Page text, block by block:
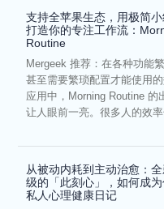
支持全苹果生态，用极简
打造你的专注工作流：
Routine
Mergeek 推荐：在各种功能繁
甚至需要繁琐配置才能使用
应用中，Morning Routine 的
让人眼前一亮。很多人的效
从被动内耗到主动治愈：
级的「此刻心」，如何成
私人心理健康日记